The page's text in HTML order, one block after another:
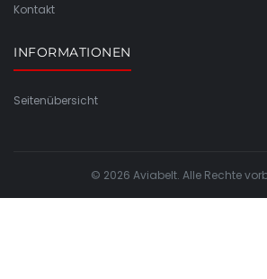
Kontakt
INFORMATIONEN
Seitenübersicht
© 2026 Aviabelt. Alle Rechte